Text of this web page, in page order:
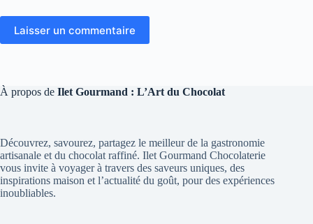
Laisser un commentaire
À propos de Ilet Gourmand : L’Art du Chocolat
Découvrez, savourez, partagez le meilleur de la gastronomie
artisanale et du chocolat raffiné. Ilet Gourmand Chocolaterie
vous invite à voyager à travers des saveurs uniques, des
inspirations maison et l’actualité du goût, pour des expériences
inoubliables.